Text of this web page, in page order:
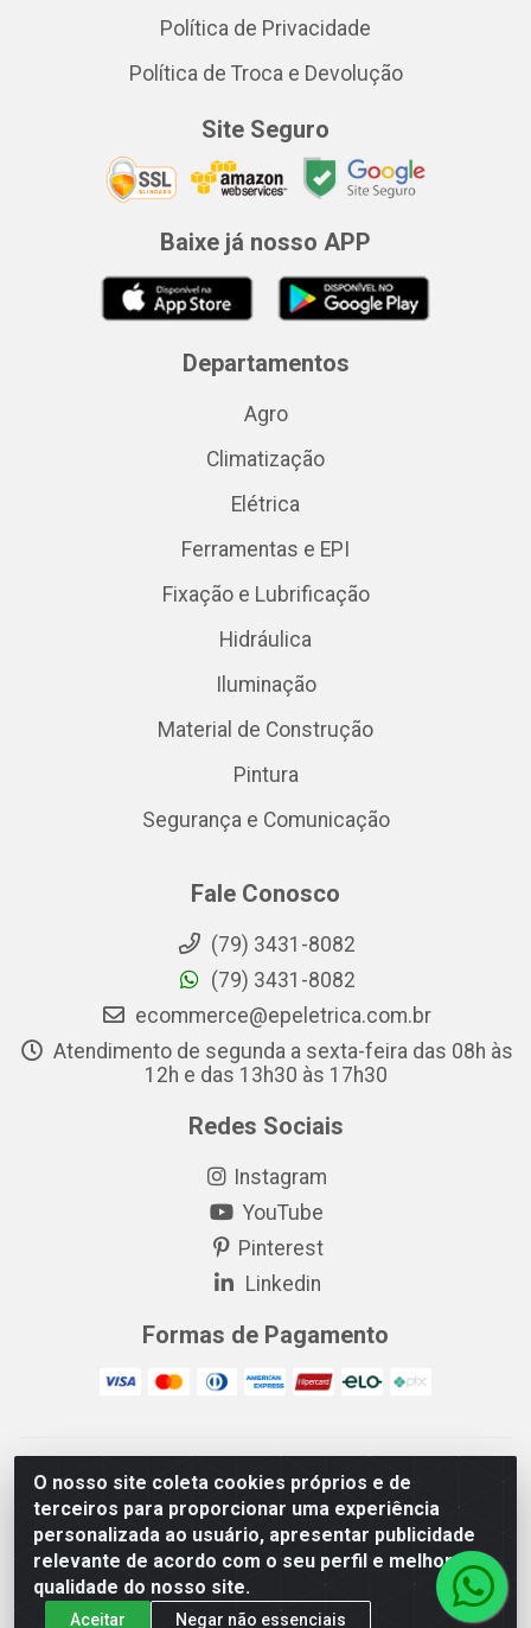
O nosso site coleta cookies próprios e de
terceiros para proporcionar uma experiência
personalizada ao usuário, apresentar publicidade
relevante de acordo com o seu perfil e melhorar a
qualidade do nosso site.
Aceitar Negar não essenciais
Política de Privacidade
Política de Troca e Devolução
Site Seguro
Baixe já nosso APP
Departamentos
Agro
Climatização
Elétrica
Ferramentas e EPI
Fixação e Lubrificação
Hidráulica
Iluminação
Material de Construção
Pintura
Segurança e Comunicação
Fale Conosco
(79) 3431-8082
(79) 3431-8082
ecommerce@epeletrica.com.br
Atendimento de segunda a sexta-feira das 08h às
12h e das 13h30 às 17h30
Redes Sociais
Instagram
YouTube
Pinterest
Linkedin
Formas de Pagamento
EP Elétrica LTDA - 18.621.731/0005-43 - Itabaiana/SE - CEP:
49511-899
EP Elétrica LTDA - 48.594.570/0001-83 - Itabaiana/SE - CEP:
49511-899